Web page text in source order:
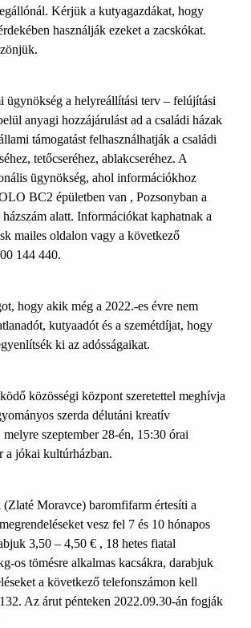
Kérjük a kutyagazdákat, hogy
használják ezeket a zacskókat.
ügynökség a helyreállítási terv – felújítási
anyagi hozzájárulást ad a családi házak
támogatást felhasználhatják a családi
tetőcseréhez, ablakcseréhez. A
ügynökség, ahol információkhoz
BC2 épületben van , Pozsonyban a
alatt. Információkat kaphatnak a
mailes oldalon vagy a következő
144 440.
hogy akik még a 2022.-es évre nem
kutyaadót és a szemétdíjat, hogy
ki az adósságaikat.
közösségi központ szeretettel meghívja
szerda délutáni kreatív
szeptember 28-én, 15:30 órai
a jókai kultúrházban.
(Zlaté Moravce) baromfifarm értesíti a
vesz fel 7 és 10 hónapos
3,50 – 4,50 € , 18 hetes fiatal
os tömésre alkalmas kacsákra, darabjuk
a következő telefonszámon kell
Az árut pénteken 2022.09.30-án fogják